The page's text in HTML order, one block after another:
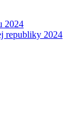
2024
republiky 2024